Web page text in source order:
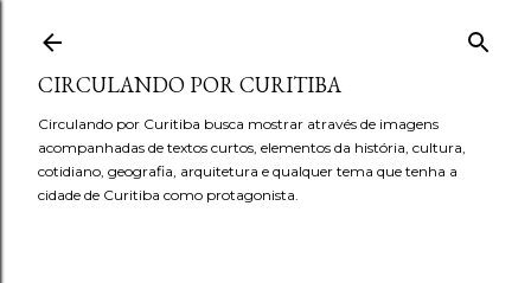
CIRCULANDO POR CURITIBA
Circulando por Curitiba busca mostrar através de imagens
acompanhadas de textos curtos, elementos da história, cultura,
cotidiano, geografia, arquitetura e qualquer tema que tenha a
cidade de Curitiba como protagonista.